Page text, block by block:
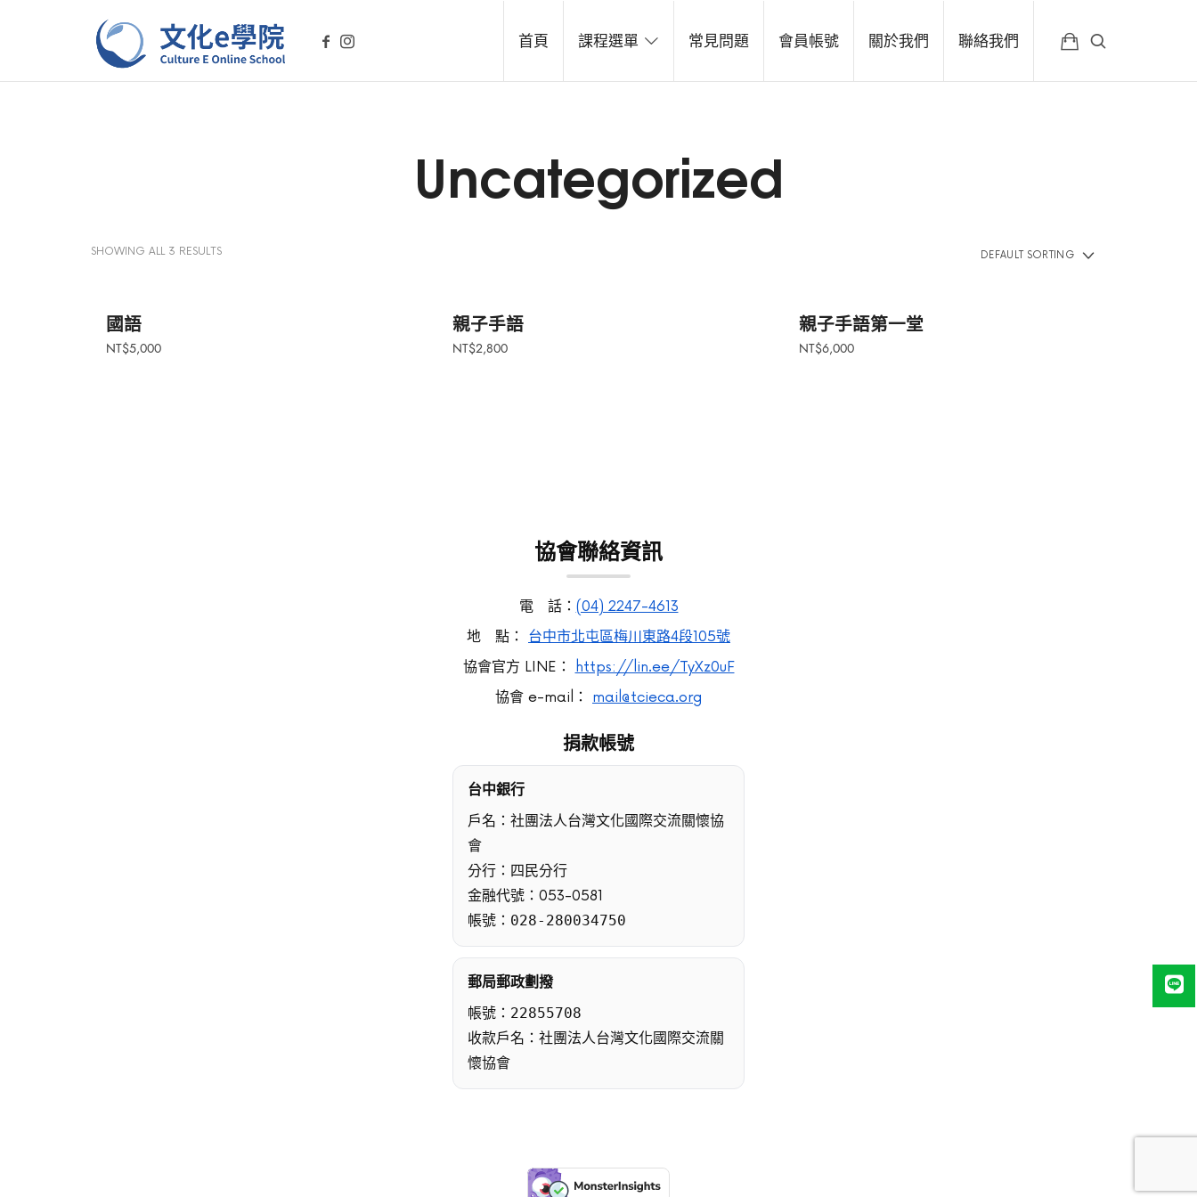
文化e學院-Culture E Online School
首頁 課程選單 常見問題 會員帳號 關於我們 聯絡我們
Uncategorized
SHOWING ALL 3 RESULTS
國語
NT$5,000
親子手語
NT$2,800
親子手語第一堂
NT$6,000
協會聯絡資訊
電 話： (04) 2247-4613
地 點： 台中市北屯區梅川東路4段105號
協會官方 LINE： https://lin.ee/TyXz0uF
協會 e-mail： mail@tcieca.org
捐款帳號
台中銀行
戶名：社團法人台灣文化國際交流關懷協
會
分行：四民分行
金融代號：053-0581
帳號： 028-280034750
郵局郵政劃撥
帳號： 22855708
收款戶名：社團法人台灣文化國際交流關
懷協會